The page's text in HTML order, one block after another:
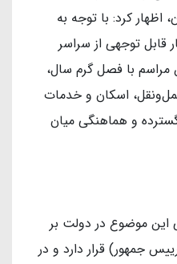
کرد: با توجه به
توجهی از سراسر
با فصل گرم سال،
اسکان و خدمات
گسترده و هماهنگی میان
این موضوع در دولت بر
جمهور) قرار دارد و در